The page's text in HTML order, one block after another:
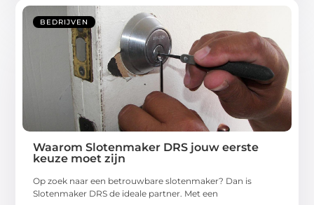
BEDRIJVEN
Waarom Slotenmaker DRS jouw eerste
keuze moet zijn
Op zoek naar een betrouwbare slotenmaker? Dan is
Slotenmaker DRS de ideale partner. Met een